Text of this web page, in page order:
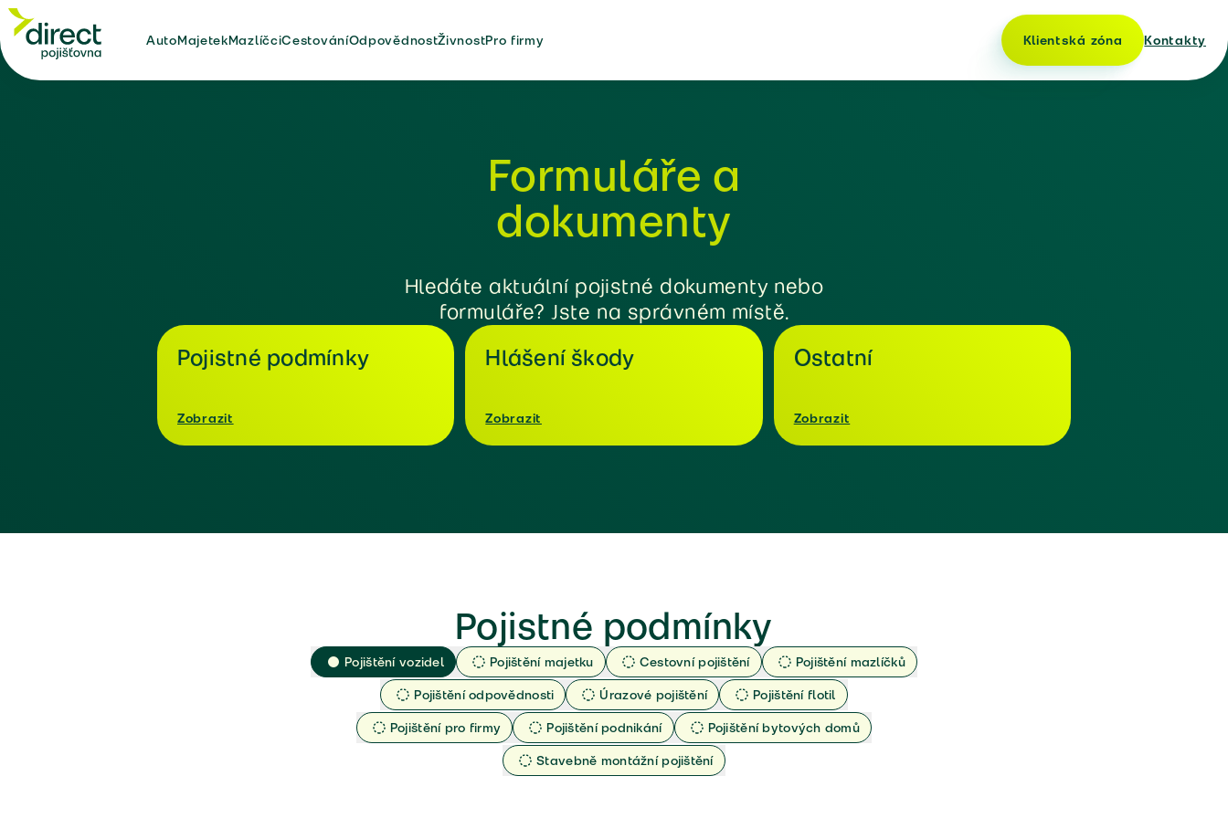
AutoMajetekMazlíčciCestováníOdpovědnostŽivnostPro firmy Klientská zóna Kontakty
Formuláře a
dokumenty
Hledáte aktuální pojistné dokumenty nebo
formuláře? Jste na správném místě.
Pojistné podmínky
Zobrazit
Hlášení škody
Zobrazit
Ostatní
Zobrazit
Pojistné podmínky
Pojištění vozidel Pojištění majetku Cestovní pojištění
Pojištění mazlíčků
Pojištění odpovědnosti
Úrazové pojištění
Pojištění flotil
Pojištění pro firmy
Pojištění podnikání
Pojištění bytových domů
Stavebně montážní pojištění